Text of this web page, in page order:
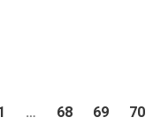
… 68 69 70